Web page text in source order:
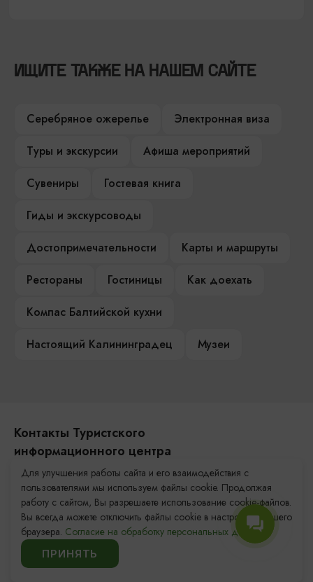
ИЩИТЕ ТАКЖЕ НА НАШЕМ САЙТЕ
Серебряное ожерелье
Электронная виза
Туры и экскурсии
Афиша мероприятий
Сувениры
Гостевая книга
Гиды и экскурсоводы
Достопримечательности
Карты и маршруты
Рестораны
Гостиницы
Как доехать
Компас Балтийской кухни
Настоящий Калининградец
Музеи
Контакты Туристского
информационного центра
Площадь Победы, 1
+7 (4012) 555-200
8 (800) 200-55-39
info@visit-kaliningrad.ru
Для улучшения работы сайта и его взаимодействия с
пользователями мы используем файлы cookie. Продолжая
работу с сайтом, Вы разрешаете использование cookie-файлов.
Вы всегда можете отключить файлы cookie в настройках Вашего
браузера. Согласие на обработку персональных данных.
ПРИНЯТЬ